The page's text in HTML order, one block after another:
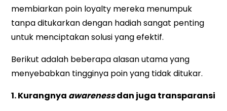
membiarkan poin loyalty mereka menumpuk
tanpa ditukarkan dengan hadiah sangat penting
untuk menciptakan solusi yang efektif.
Berikut adalah beberapa alasan utama yang
menyebabkan tingginya poin yang tidak ditukar.
1. Kurangnya awarenessdan juga transparansi